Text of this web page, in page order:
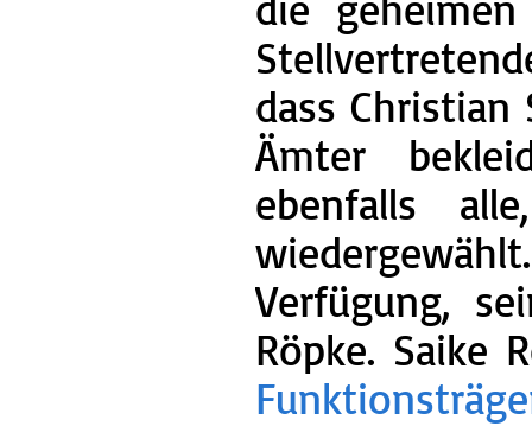
dass
Ämter
ebenfalls
Verfügung,
Röpke. Saike